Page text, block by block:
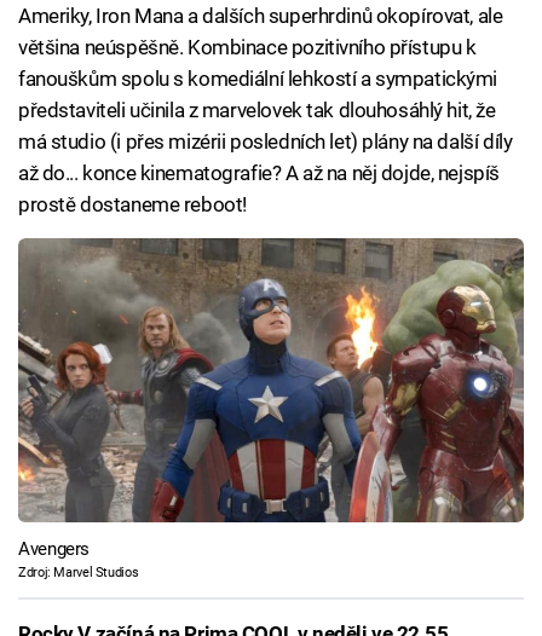
Ameriky, Iron Mana a dalších superhrdinů okopírovat, ale
většina neúspěšně. Kombinace pozitivního přístupu k
fanouškům spolu s komediální lehkostí a sympatickými
představiteli učinila z marvelovek tak dlouhosáhlý hit, že
má studio (i přes mizérii posledních let) plány na další díly
až do... konce kinematografie? A až na něj dojde, nejspíš
prostě dostaneme reboot!
Avengers
Zdroj: Marvel Studios